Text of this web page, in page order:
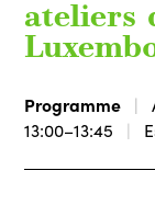
ateliers
Programme
13:00–13:45